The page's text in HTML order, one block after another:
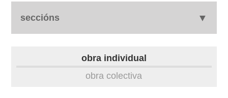
seccións
obra individual
obra colectiva